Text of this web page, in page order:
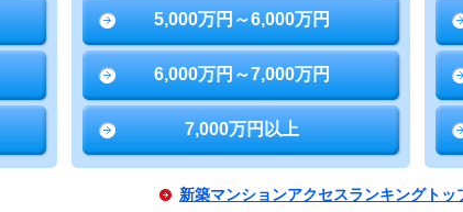
5,000万円～6,000万円
6,000万円～7,000万円
7,000万円以上
新築マンションアクセスランキングトッ